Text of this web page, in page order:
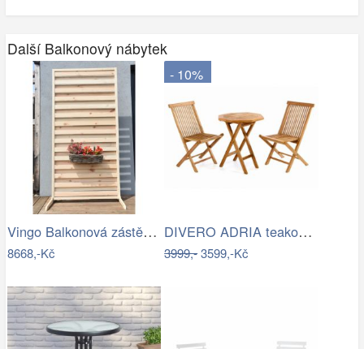
Další Balkonový nábytek
Vingo Balkonová zástěna Rozměry: 100x5…
8668,-Kč
- 10%
DIVERO ADRIA teakový balkonový set 3 ks
3999,-3599,-Kč